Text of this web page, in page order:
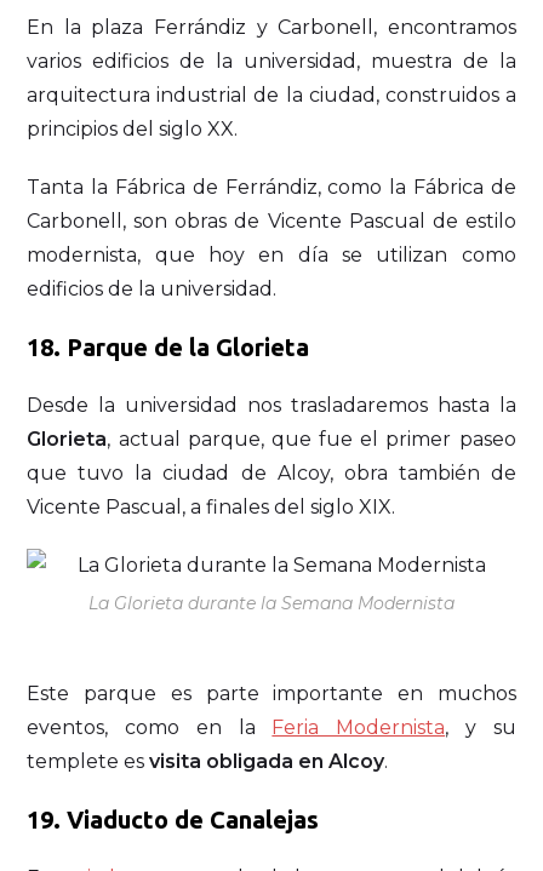
En la plaza Ferrándiz y Carbonell, encontramos
varios edificios de la universidad, muestra de la
arquitectura industrial de la ciudad, construidos a
principios del siglo XX.
Tanta la Fábrica de Ferrándiz, como la Fábrica de
Carbonell, son obras de Vicente Pascual de estilo
modernista, que hoy en día se utilizan como
edificios de la universidad.
18. Parque de la Glorieta
Desde la universidad nos trasladaremos hasta la
Glorieta, actual parque, que fue el primer paseo
que tuvo la ciudad de Alcoy, obra también de
Vicente Pascual, a finales del siglo XIX.
La Glorieta durante la Semana Modernista
Este parque es parte importante en muchos
eventos, como en la
Feria Modernista, y su
templete esvisita obligada en Alcoy.
19.Viaducto de Canalejas